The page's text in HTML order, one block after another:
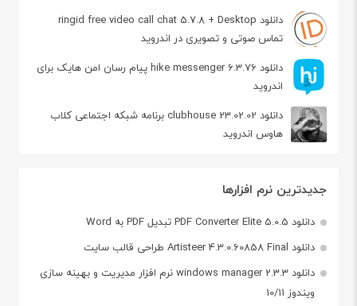
دانلود ringid free video call chat 5.7.8 + Desktop
تماس صوتی و تصویری در اندروید
دانلود hike messenger 6.3.76 پیام‌ رسان‌ امن هایک برای
اندروید
دانلود clubhouse 23.02.02 برنامه شبکه اجتماعی کلاب
هاوس اندروید
جدیدترین نرم افزارها
دانلود PDF Converter Elite 5.0.5 تبدیل PDF به Word
دانلود Artisteer 4.3.0.60858 Final طراحی قالب سایت
دانلود windows manager 2.3.3 نرم افزار مدیریت و بهینه سازی
ویندوز 10/11